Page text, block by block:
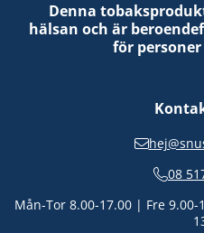
Denna
hälsan och är
för
08
Mån-Tor 8.00-17.00 | Fre